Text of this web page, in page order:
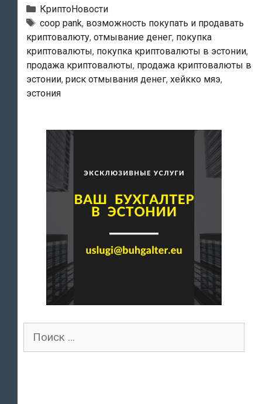
открыл
для
своих
клиентов
возможность
Рубрики
КриптоНовости
Тэги
coop pank, возможность покупать и продавать
криптовалюту, отмывание денег, покупка
криптовалюты, покупка криптовалюты в эстонии,
продажа криптовалюты, продажа криптовалюты в
эстонии, риск отмывания денег, хейкко мяэ,
эстония
Поиск